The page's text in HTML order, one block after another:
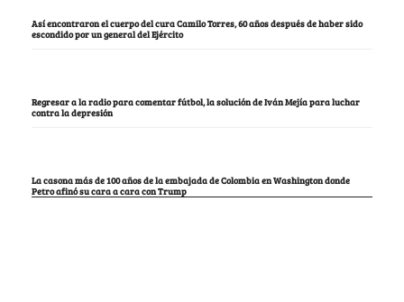
Así encontraron el cuerpo del cura Camilo Torres, 60 años después de haber sido
escondido por un general del Ejército
Regresar a la radio para comentar fútbol, la solución de Iván Mejía para luchar
contra la depresión
La casona más de 100 años de la embajada de Colombia en Washington donde
Petro afinó su cara a cara con Trump